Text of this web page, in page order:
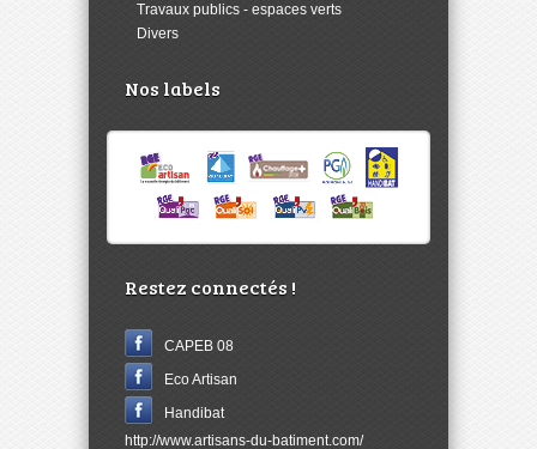
Travaux publics - espaces verts
Divers
Nos labels
Restez connectés !
CAPEB 08
Eco Artisan
Handibat
http://www.artisans-du-batiment.com/